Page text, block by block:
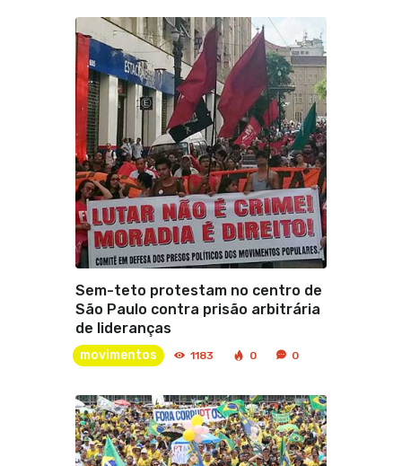
Sem-teto protestam no centro de
São Paulo contra prisão arbitrária
de lideranças
movimentos 1183 0 0